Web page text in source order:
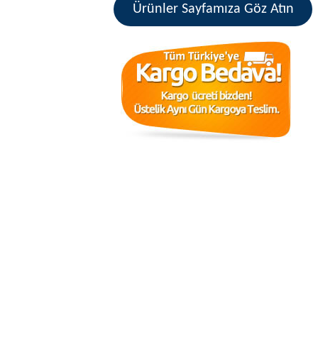
Ürünler Sayfamıza Göz Atın